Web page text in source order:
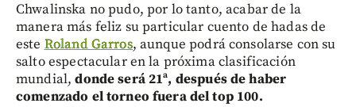
Chwalinska no pudo, por lo tanto, acabar de la
manera más feliz su particular cuento de hadas de
este Roland Garros, aunque podrá consolarse con su
salto espectacular en la próxima clasificación
mundial,donde será 21ª, después de haber
comenzado el torneo fuera del top 100.